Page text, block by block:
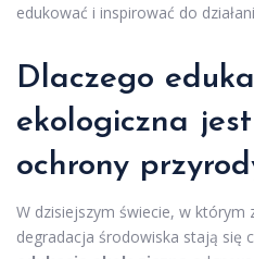
edukować i inspirować do
Dlaczego
ekologiczna
ochrony
W dzisiejszym świecie, w którym
degradacja środowiska stają się